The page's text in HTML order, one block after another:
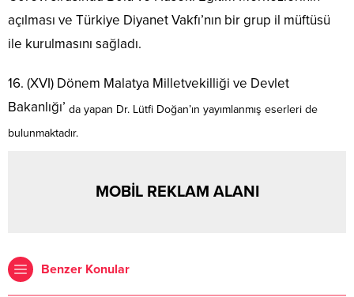
açılması ve Türkiye Diyanet Vakfı’nın bir grup il müftüsü
ile kurulmasını sağladı.
16. (XVI) Dönem Malatya Milletvekilliği ve Devlet
Bakanlığı’ da yapan Dr. Lütfi Doğan’ın yayımlanmış eserleri de
bulunmaktadır.
MOBİL REKLAM ALANI
Benzer Konular